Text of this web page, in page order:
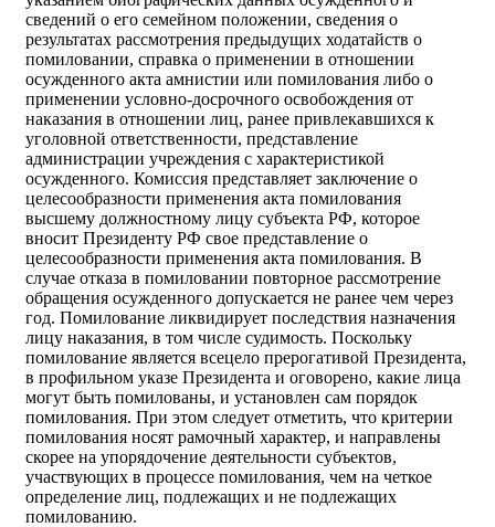
сведений о его семейном положении, сведения о
результатах рассмотрения предыдущих ходатайств о
помиловании, справка о применении в отношении
осужденного акта амнистии или помилования либо о
применении условно-досрочного освобождения от
наказания в отношении лиц, ранее привлекавшихся к
уголовной ответственности, представление
администрации учреждения с характеристикой
осужденного. Комиссия представляет заключение о
целесообразности применения акта помилования
высшему должностному лицу субъекта РФ, которое
вносит Президенту РФ свое представление о
целесообразности применения акта помилования. В
случае отказа в помиловании повторное рассмотрение
обращения осужденного допускается не ранее чем через
год. Помилование ликвидирует последствия назначения
лицу наказания, в том числе судимость. Поскольку
помилование является всецело прерогативой Президента,
в профильном указе Президента и оговорено, какие лица
могут быть помилованы, и установлен сам порядок
помилования. При этом следует отметить, что критерии
помилования носят рамочный характер, и направлены
скорее на упорядочение деятельности субъектов,
участвующих в процессе помилования, чем на четкое
определение лиц, подлежащих и не подлежащих
помилованию.